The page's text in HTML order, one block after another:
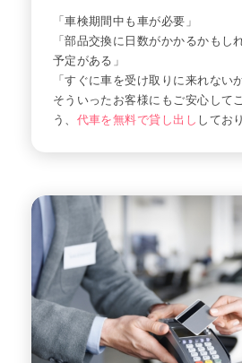
「車検期間中も車が必要」
「部品交換に日数がかかるかもし
予定がある」
「すぐに車を受け取りに来れない
そういったお客様にもご安心して
う、 代車を無料で貸し出し してお